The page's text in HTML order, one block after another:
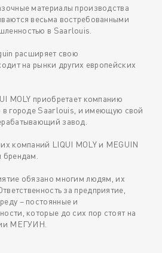
материалы производства
весьма востребованными
в Saarlouis.
расширяет свою
на рынки других европейских
MOLY приобретает компанию
в городе Saarlouis, и имеющую свой
завод.
компаний LIQUI MOLY и MEGUIN
обязано многим людям, их
за предприятие,
– постоянные и
которые до сих пор стоят на
МЕГУИН.